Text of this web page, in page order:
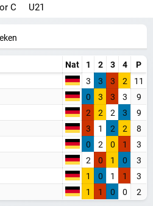
C U21
Nat 1 2 3 4
P
3 3 3 2
11
0 3 3 3
9
2 2 2 3
9
3 1 2 2
8
0 2 0 1
3
2 0 1 0
3
1 0 1 1
3
1 1 0 0 2